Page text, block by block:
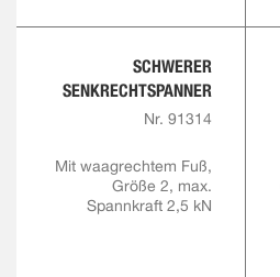
SCHWERER
SENKRECHTSPANNER
Nr. 91314
Mit waagrechtem Fuß,
Größe 2, max.
Spannkraft 2,5 kN